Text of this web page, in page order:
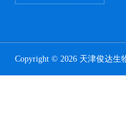
Copyright © 2026 天津俊达生